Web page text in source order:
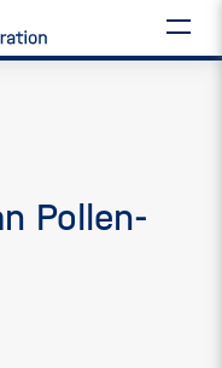
Pollen-